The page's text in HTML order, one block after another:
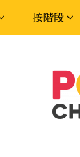
按階段